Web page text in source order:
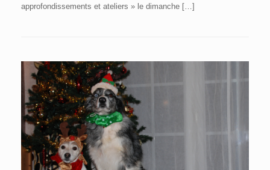
approfondissements et ateliers » le dimanche […]